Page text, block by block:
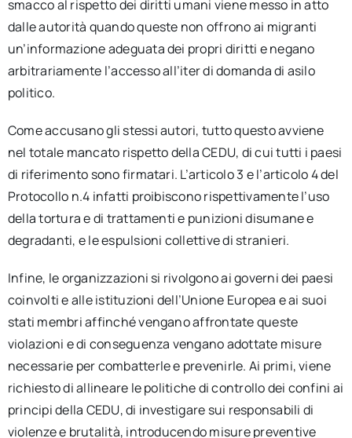
smacco al rispetto dei diritti umani viene messo in atto
dalle autorità quando queste non offrono ai migranti
un’informazione adeguata dei propri diritti e negano
arbitrariamente l’accesso all’iter di domanda di asilo
politico.
Come accusano gli stessi autori, tutto questo avviene
nel totale mancato rispetto della CEDU, di cui tutti i paesi
di riferimento sono firmatari. L’articolo 3 e l’articolo 4 del
Protocollo n.4 infatti proibiscono rispettivamente l’uso
della tortura e di trattamenti e punizioni disumane e
degradanti, e le espulsioni collettive di stranieri.
Infine, le organizzazioni si rivolgono ai governi dei paesi
coinvolti e alle istituzioni dell’Unione Europea e ai suoi
stati membri affinché vengano affrontate queste
violazioni e di conseguenza vengano adottate misure
necessarie per combatterle e prevenirle. Ai primi, viene
richiesto di allineare le politiche di controllo dei confini ai
principi della CEDU, di investigare sui responsabili di
violenze e brutalità, introducendo misure preventive